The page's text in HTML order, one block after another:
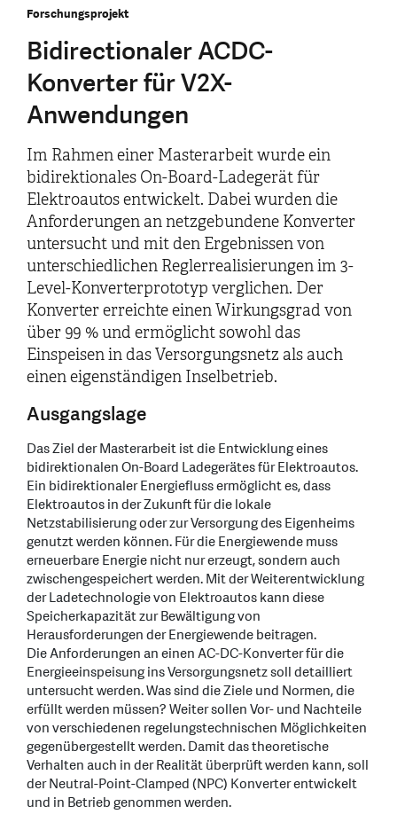
Forschungsprojekt
Bidirectionaler ACDC-
Konverter für V2X-
Anwendungen
Im Rahmen einer Masterarbeit wurde ein
bidirektionales On-Board-Ladegerät für
Elektroautos entwickelt. Dabei wurden die
Anforderungen an netzgebundene Konverter
untersucht und mit den Ergebnissen von
unterschiedlichen Reglerrealisierungen im 3-
Level-Konverterprototyp verglichen. Der
Konverter erreichte einen Wirkungsgrad von
über 99 % und ermöglicht sowohl das
Einspeisen in das Versorgungsnetz als auch
einen eigenständigen Inselbetrieb.
Ausgangslage
Das Ziel der Masterarbeit ist die Entwicklung eines
bidirektionalen On-Board Ladegerätes für Elektroautos.
Ein bidirektionaler Energiefluss ermöglicht es, dass
Elektroautos in der Zukunft für die lokale
Netzstabilisierung oder zur Versorgung des Eigenheims
genutzt werden können. Für die Energiewende muss
erneuerbare Energie nicht nur erzeugt, sondern auch
zwischengespeichert werden. Mit der Weiterentwicklung
der Ladetechnologie von Elektroautos kann diese
Speicherkapazität zur Bewältigung von
Herausforderungen der Energiewende beitragen.
Die Anforderungen an einen AC-DC-Konverter für die
Energieeinspeisung ins Versorgungsnetz soll detailliert
untersucht werden. Was sind die Ziele und Normen, die
erfüllt werden müssen? Weiter sollen Vor- und Nachteile
von verschiedenen regelungstechnischen Möglichkeiten
gegenübergestellt werden. Damit das theoretische
Verhalten auch in der Realität überprüft werden kann, soll
der Neutral-Point-Clamped (NPC) Konverter entwickelt
und in Betrieb genommen werden.